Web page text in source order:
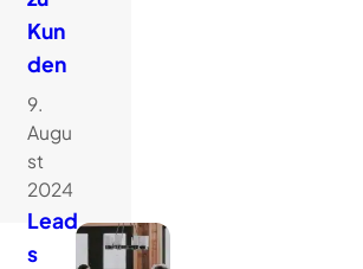
Kun
den
9.
Augu
st
2024
Lead
s